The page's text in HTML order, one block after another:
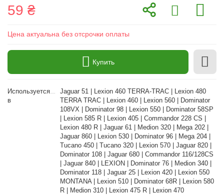
59 ₴
Цена актуальна без отсрочки оплаты
Купить
Используется
в
Jaguar 51 | Lexion 460 TERRA-TRAC | Lexion 480
TERRA TRAC | Lexion 460 | Lexion 560 | Dominator
108VX | Dominator 98 | Lexion 550 | Dominator 58SP
| Lexion 585 R | Lexion 405 | Commandor 228 CS |
Lexion 480 R | Jaguar 61 | Medion 320 | Mega 202 |
Jaguar 860 | Lexion 530 | Dominator 96 | Mega 204 |
Tucano 450 | Tucano 320 | Lexion 570 | Jaguar 820 |
Dominator 108 | Jaguar 680 | Commandor 116/128CS
| Jaguar 840 | LEXION | Dominator 76 | Medion 340 |
Dominator 118 | Jaguar 25 | Lexion 420 | Lexion 550
MONTANA | Lexion 510 | Dominator 68R | Lexion 580
R | Medion 310 | Lexion 475 R | Lexion 470